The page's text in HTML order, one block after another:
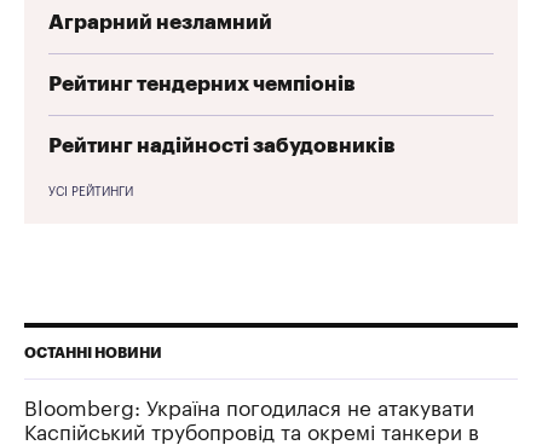
Аграрний незламний
Рейтинг тендерних чемпіонів
Рейтинг надійності забудовників
УСІ РЕЙТИНГИ
ОСТАННІ НОВИНИ
Bloomberg: Україна погодилася не атакувати
Каспійський трубопровід та окремі танкери в